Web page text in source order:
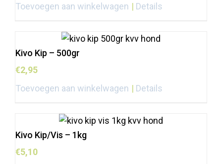
Toevoegen aan winkelwagen
Details
Kivo Kip – 500gr
€2,95
Toevoegen aan winkelwagen
Details
Kivo Kip/Vis – 1kg
€5,10